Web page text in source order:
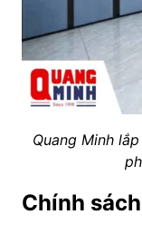
Quang Minh
Chính